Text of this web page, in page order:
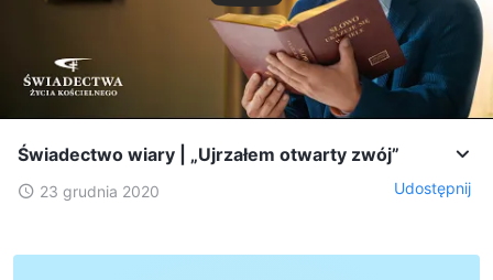
Świadectwo wiary | „Ujrzałem otwarty zwój”
23 grudnia 2020 Udostępnij